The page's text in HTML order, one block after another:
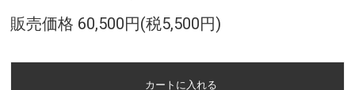
販売価格 60,500円(税5,500円)